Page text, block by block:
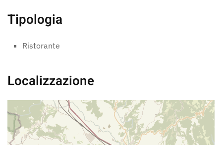
Tipologia
Ristorante
Localizzazione